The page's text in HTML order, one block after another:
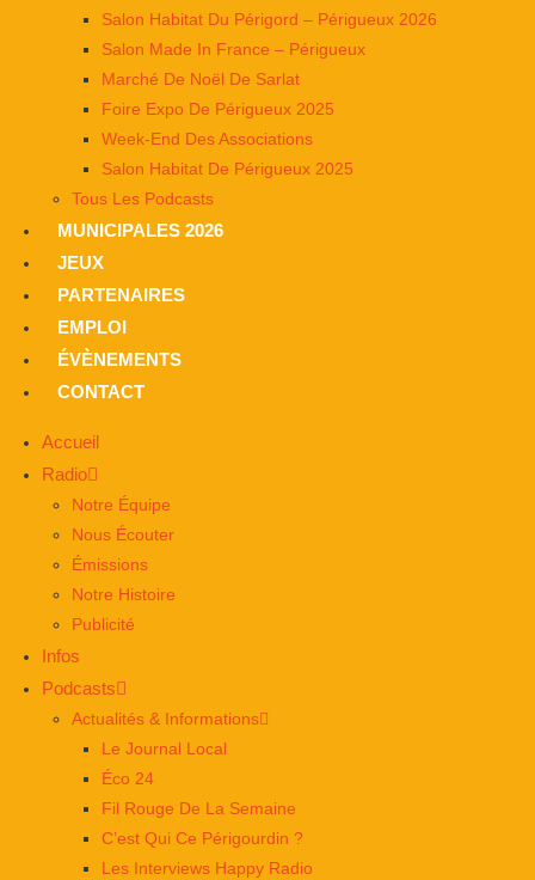
Salon Habitat Du Périgord – Périgueux 2026
Salon Made In France – Périgueux
Marché De Noël De Sarlat
Foire Expo De Périgueux 2025
Week-End Des Associations
Salon Habitat De Périgueux 2025
Tous Les Podcasts
MUNICIPALES 2026
JEUX
PARTENAIRES
EMPLOI
ÉVÈNEMENTS
CONTACT
Accueil
Radio
Notre Équipe
Nous Écouter
Émissions
Notre Histoire
Publicité
Infos
Podcasts
Actualités & Informations
Le Journal Local
Éco 24
Fil Rouge De La Semaine
C’est Qui Ce Périgourdin ?
Les Interviews Happy Radio